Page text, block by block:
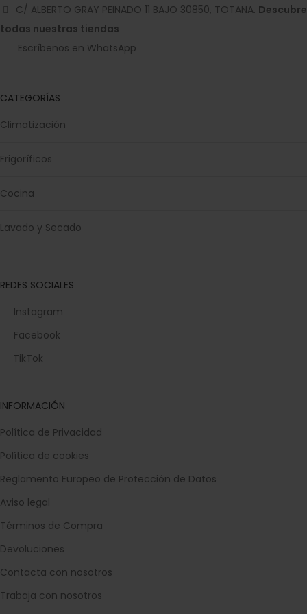
C/ ALBERTO GRAY PEINADO 11 BAJO 30850, TOTANA. Descubre
todas nuestras tiendas
Escríbenos en WhatsApp
CATEGORÍAS
Climatización
Frigoríficos
Cocina
Lavado y Secado
REDES SOCIALES
Instagram
Facebook
TikTok
INFORMACIÓN
Política de Privacidad
Política de cookies
Reglamento Europeo de Protección de Datos
Aviso legal
Términos de Compra
Devoluciones
Contacta con nosotros
Trabaja con nosotros